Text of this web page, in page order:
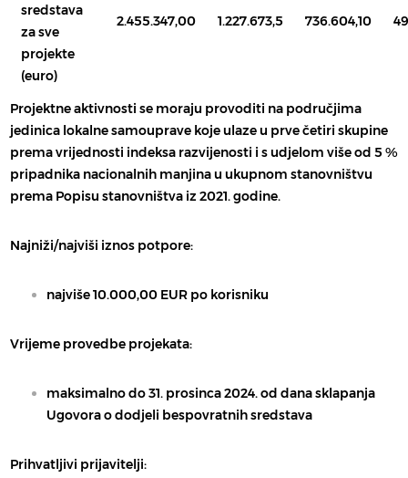
sredstava
za sve
projekte
(euro)
2.455.347,00 1.227.673,5 736.604,10
Projektne aktivnosti se moraju provoditi na područjima
jedinica lokalne samouprave koje ulaze u prve četiri skupine
prema vrijednosti indeksa razvijenosti i s udjelom više od 5 %
pripadnika nacionalnih manjina u ukupnom stanovništvu
prema Popisu stanovništva iz 2021. godine.
Najniži/najviši iznos potpore:
najviše 10.000,00 EURpo korisniku
Vrijeme provedbe projekata:
maksimalno do 31. prosinca 2024.od dana sklapanja
Ugovora o dodjeli bespovratnih sredstava
Prihvatljivi prijavitelji: